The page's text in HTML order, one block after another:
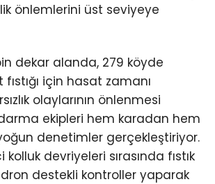
önlemlerini üst seviyeye
dekar alanda, 279 köyde
için hasat zamanı
olaylarının önlenmesi
ekipleri hem karadan hem
denetimler gerçekleştiriyor.
kolluk devriyeleri sırasında fıstık
destekli kontroller yaparak